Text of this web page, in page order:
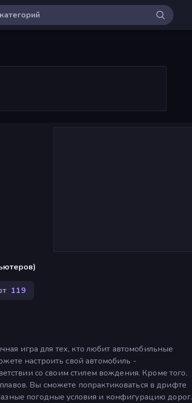
119
игра для тех, кто любит автомобильные
настроить свой автомобиль -
со своим стилем вождения. Кроме того,
Вы сможете попрактиковаться в дрифте
погодные условия и конфигурацию дорог.